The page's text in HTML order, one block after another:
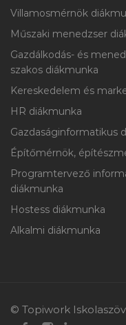
Villamosmérnök
Műszaki menedzser
Gazdálkodás- és
szakos diákmunka
Kereskedelem és
HR diákmunka
Gazdaságinformatikus
Építőmérnök,
Programtervező
diákmunka
Hostess diákmunka
Alkalmi diákmunka
© Topiwork